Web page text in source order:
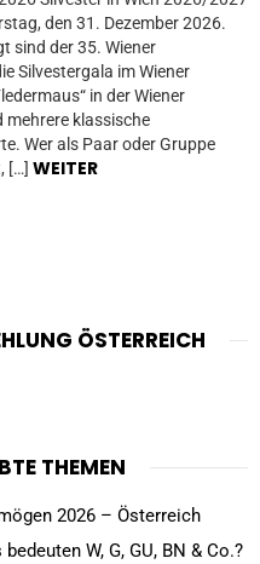
den 31. Dezember 2026.
sind der 35. Wiener
Silvestergala im Wiener
in der Wiener
mehrere klassische
Wer als Paar oder Gruppe
[…] WEITER
ÖSTERREICH
THEMEN
2026 – Österreich
W, G, GU, BN & Co.?